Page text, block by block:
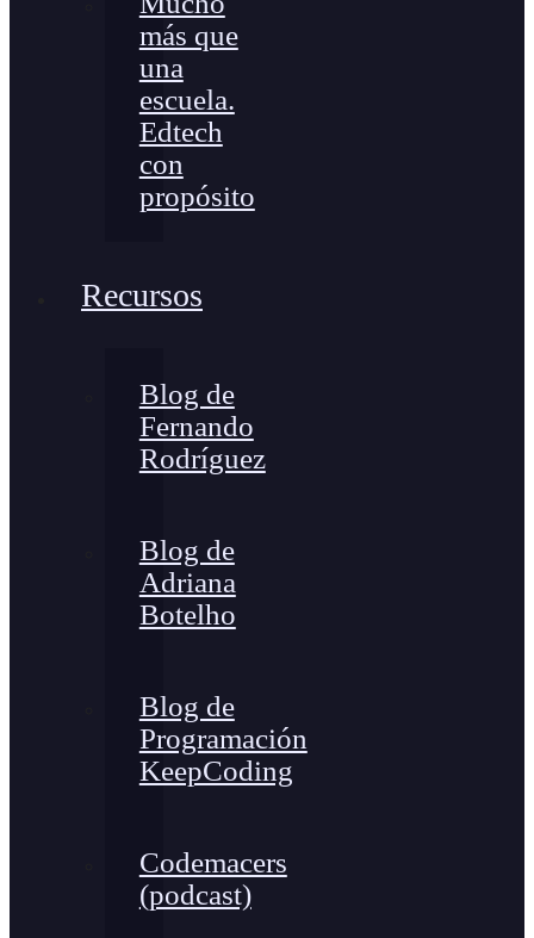
más que
una
escuela.
Edtech
con
propósito
Recursos
Blog de
Fernando
Rodríguez
Blog de
Adriana
Botelho
Blog de
Programación
KeepCoding
Codemacers
(podcast)